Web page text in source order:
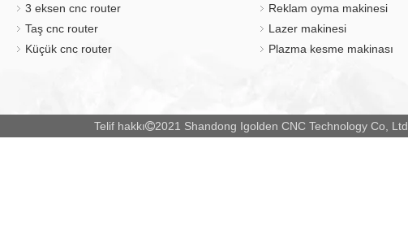
3 eksen cnc router
Taş cnc router
Küçük cnc router
Reklam oyma makinesi
Lazer makinesi
Plazma kesme makinası
Telif hakkı2021 Shandong Igolden CNC Technology Co, Ltd.